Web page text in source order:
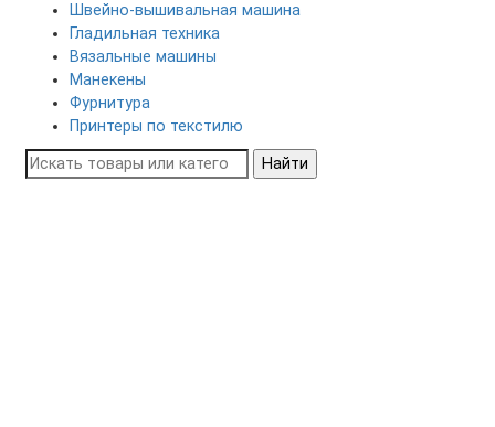
Швейно-вышивальная машина
Гладильная техника
Вязальные машины
Манекены
Фурнитура
Принтеры по текстилю
Найти